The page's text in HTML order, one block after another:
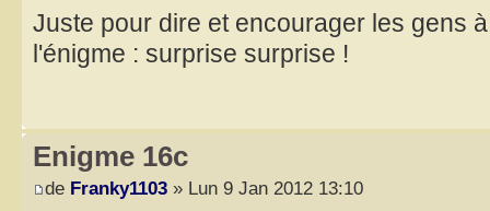
Juste pour dire et encourager les gens
l'énigme : surprise surprise !
Enigme 16c
de Franky1103 » Lun 9 Jan 2012 13:10